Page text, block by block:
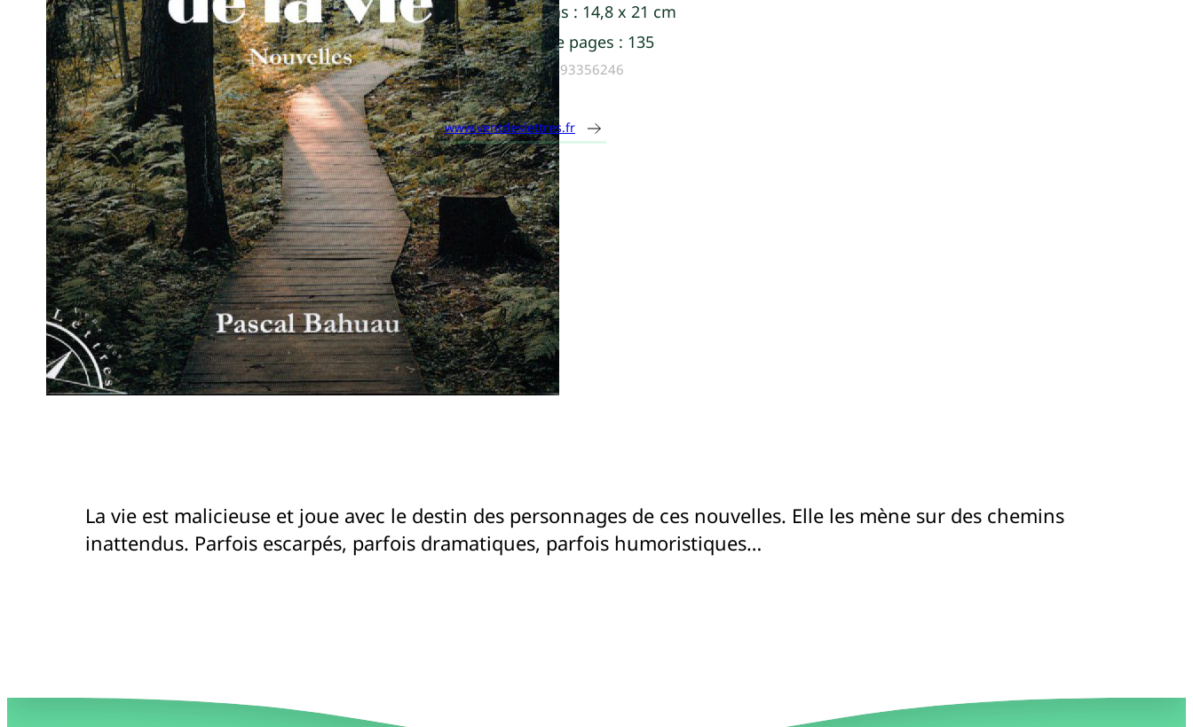
Dimensions : 14,8 x 21 cm
Nombre de pages : 135
ISBN :9782493356246
www.ventdeslettres.fr
La vie est malicieuse et joue avec le destin des personnages de ces nouvelles. Elle les mène sur des chemins
inattendus. Parfois escarpés, parfois dramatiques, parfois humoristiques…